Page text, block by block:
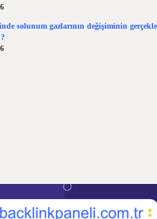
solunum gazlarının değişiminin